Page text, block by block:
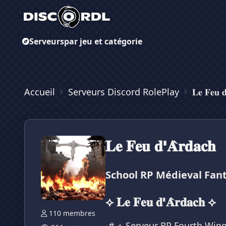
Serveurspar jeu et catégorie
Accueil Serveurs Discord RolePlay 𝐋𝐞 𝐅𝐞𝐮
110 membres
𝐋𝐞 𝐅𝐞𝐮 𝐝'𝐀̀𝐫𝐝𝐚𝐜𝐡
School RP Médieval
⟡ 𝐋𝐞 𝐅𝐞𝐮 𝐝'𝐀̀𝐫𝐝𝐚𝐜𝐡 ⟡